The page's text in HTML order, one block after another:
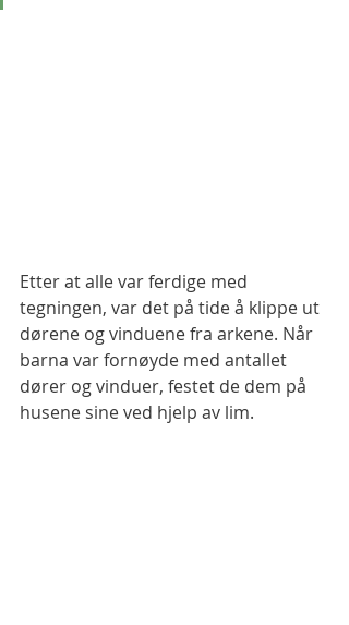
Etter at alle var ferdige med
tegningen, var det på tide å klippe ut
dørene og vinduene fra arkene. Når
barna var fornøyde med antallet
dører og vinduer, festet de dem på
husene sine ved hjelp av lim.